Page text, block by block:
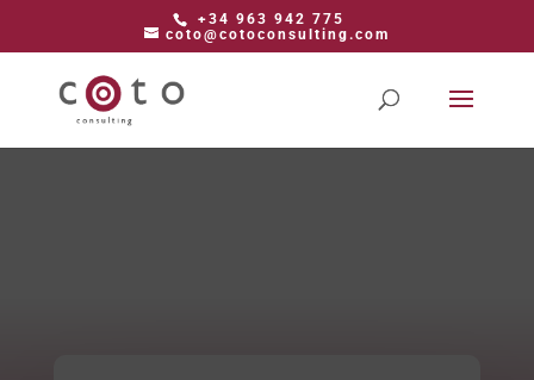
+34 963 942 775
coto@cotoconsulting.com